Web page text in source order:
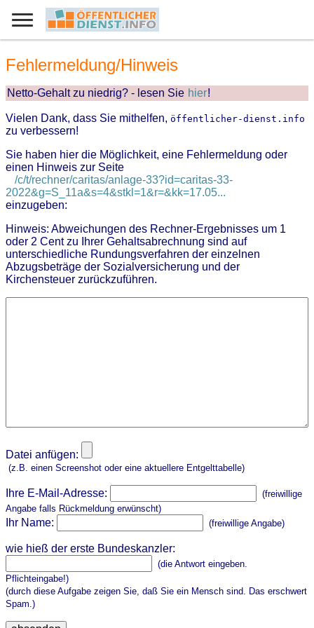
Fehlermeldung/Hinweis
Netto-Gehalt zu niedrig? - lesen Sie hier!
Vielen Dank, dass Sie mithelfen, öffentlicher-dienst.info
zu verbessern!
Sie haben hier die Möglichkeit, eine Fehlermeldung oder
einen Hinweis zur Seite
/c/t/rechner/caritas/anlage-33?id=caritas-33-
2022&g=S_11a&s=4&stkl=1&r=&kk=17.05...
einzugeben:
Hinweis: Abweichungen des Rechner-Ergebnisses um 1
oder 2 Cent zu Ihrer Gehaltsabrechnung sind auf
unterschiedliche Rundungsverfahren der einzelnen
Abzugsbeträge der Sozialversicherung und der
Kirchensteuer zurückzuführen.
Datei anfügen:
(z.B. einen Screenshot oder eine aktuellere Entgelttabelle)
Ihre E-Mail-Adresse:
(freiwillige
Angabe falls Rückmeldung erwünscht)
Ihr Name: (freiwillige Angabe)
wie hieß der erste Bundeskanzler:
(die Antwort eingeben.
Pflichteingabe!)
(durch diese Aufgabe zeigen Sie, daß Sie ein Mensch sind. Das erschwert
Spam.)